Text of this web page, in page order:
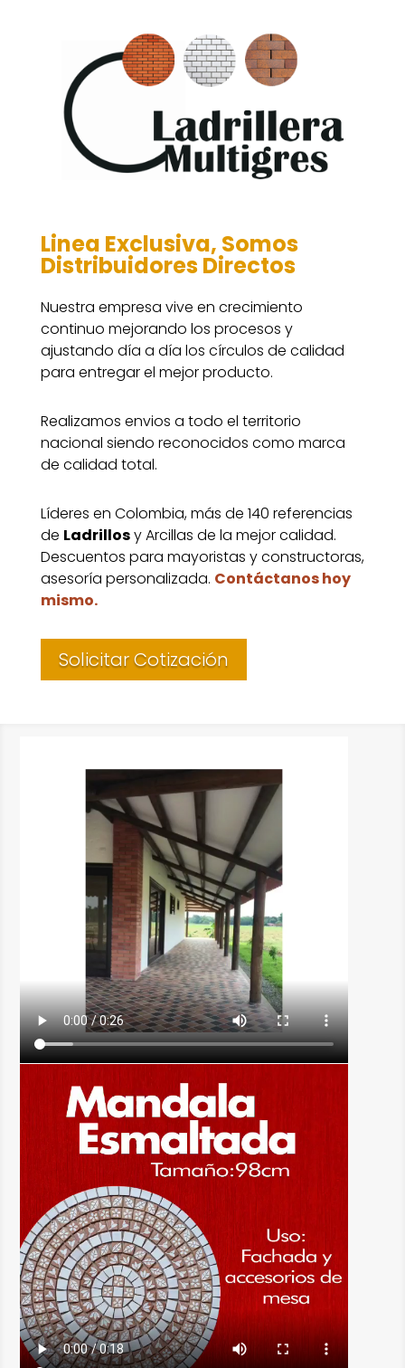
Linea Exclusiva, Somos
Distribuidores Directos
Nuestra empresa vive en crecimiento
continuo mejorando los procesos y
ajustando día a día los círculos de calidad
para entregar el mejor producto.
Realizamos envios a todo el territorio
nacional siendo reconocidos como marca
de calidad total.
Líderes en Colombia, más de 140 referencias
de Ladrillosy Arcillas de la mejor calidad.
Descuentos para mayoristas y constructoras,
asesoría personalizada. Contáctanos hoy
mismo.
Solicitar Cotización